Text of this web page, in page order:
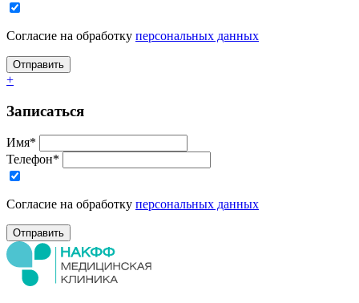
Согласие на обработку персональных данных
+
Записаться
Имя*
Телефон*
Согласие на обработку персональных данных